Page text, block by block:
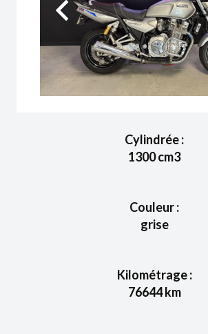
Cylindrée :
1300cm3
Couleur :
grise
Kilométrage :
76644km